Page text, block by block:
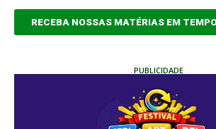
RECEBA NOSSAS MATÉRIAS EM
PUBLICIDADE